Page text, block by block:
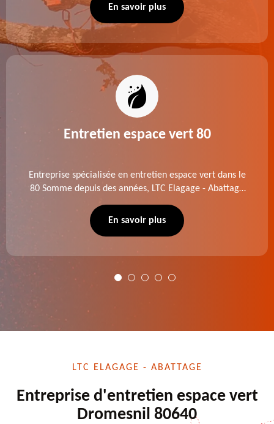
Découvrez un extérieur exceptionnel grâce à notre
En savoir plus
Entretien espace vert 80
Entreprise spécialisée en entretien espace vert dans le
80 Somme depuis des années, LTC Elagage - Abattage
de dessouchage et autre. Devis offert.
En savoir plus
LTC ELAGAGE - ABATTAGE
Entreprise d'entretien espace vert
Dromesnil 80640